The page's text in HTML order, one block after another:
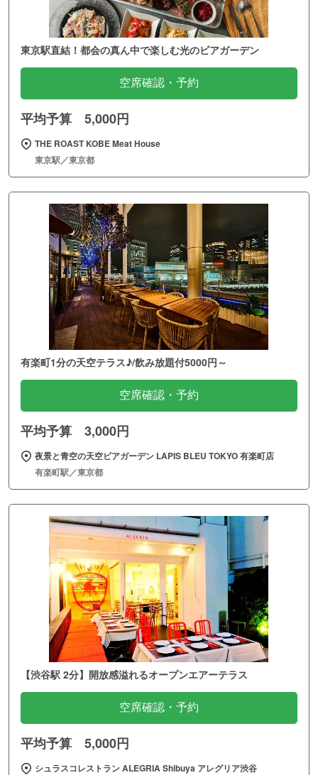
東京駅直結！都会の真ん中で楽しむ光のビアガーデン
空席確認・予約
平均予算 5,000円
THE ROAST KOBE Meat House
東京駅／東京都
有楽町1分の天空テラス♪/飲み放題付5000円～
空席確認・予約
平均予算 3,000円
夜景と青空の天空ビアガーデン LAPIS BLEU TOKYO 有楽町店
有楽町駅／東京都
【渋谷駅 2分】開放感溢れるオープンエアーテラス
空席確認・予約
平均予算 5,000円
シュラスコレストラン ALEGRIA Shibuya アレグリア渋谷